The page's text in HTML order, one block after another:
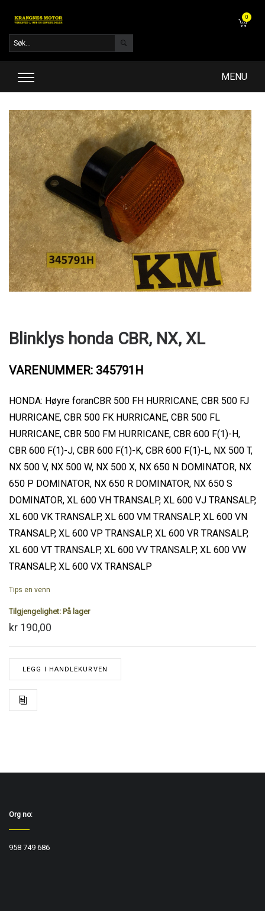
0
MENU
Blinklys honda CBR, NX, XL
VARENUMMER: 345791H
HONDA: Høyre foranCBR 500 FH HURRICANE, CBR 500 FJ
HURRICANE, CBR 500 FK HURRICANE, CBR 500 FL
HURRICANE, CBR 500 FM HURRICANE, CBR 600 F(1)-H,
CBR 600 F(1)-J, CBR 600 F(1)-K, CBR 600 F(1)-L, NX 500 T,
NX 500 V, NX 500 W, NX 500 X, NX 650 N DOMINATOR, NX
650 P DOMINATOR, NX 650 R DOMINATOR, NX 650 S
DOMINATOR, XL 600 VH TRANSALP, XL 600 VJ TRANSALP,
XL 600 VK TRANSALP, XL 600 VM TRANSALP, XL 600 VN
TRANSALP, XL 600 VP TRANSALP, XL 600 VR TRANSALP,
XL 600 VT TRANSALP, XL 600 VV TRANSALP, XL 600 VW
TRANSALP, XL 600 VX TRANSALP
Tips en venn
Tilgjengelighet: På lager
kr 190,00
LEGG I HANDLEKURVEN
Org no:
958 749 686